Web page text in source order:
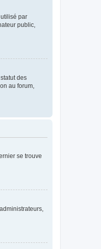
par
public,
des
au forum,
se trouve